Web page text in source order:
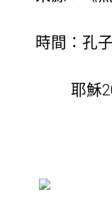
時間：孔
耶穌